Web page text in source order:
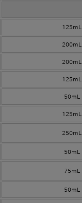
125mL
200mL
200mL
125mL
50mL
125mL
250mL
50mL
75mL
50mL